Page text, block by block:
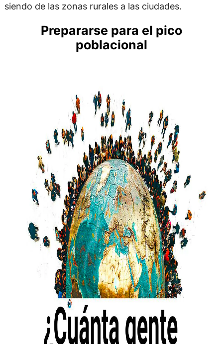
siendo de las zonas rurales a las ciudades.
Prepararse para el pico
poblacional